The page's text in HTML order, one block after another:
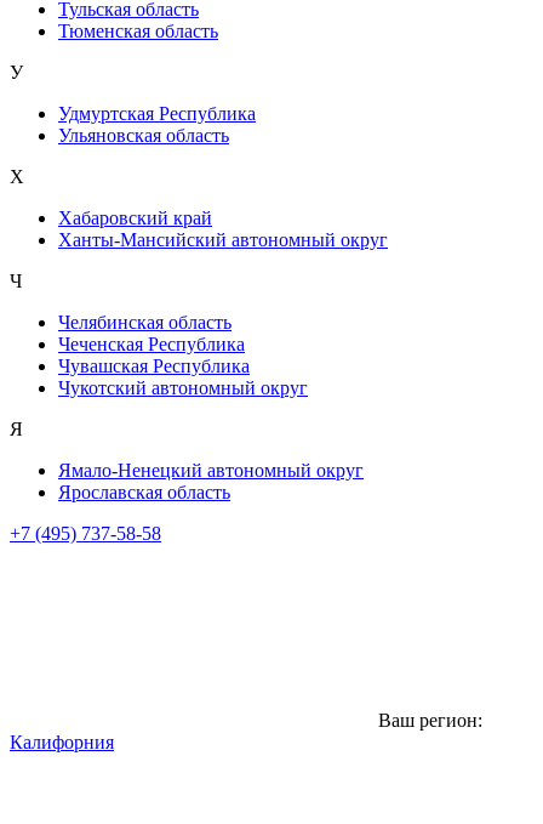
Тульская область
Тюменская область
У
Удмуртская Республика
Ульяновская область
Х
Хабаровский край
Ханты-Мансийский автономный округ
Ч
Челябинская область
Чеченская Республика
Чувашская Республика
Чукотский автономный округ
Я
Ямало-Ненецкий автономный округ
Ярославская область
+7 (495) 737-58-58
Ваш регион:
Калифорния